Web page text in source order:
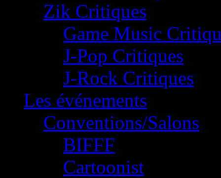
Zik Critiques
Game Music
J-Pop Critiques
J-Rock Critiques
Les événements
Conventions/Salons
BIFFF
Cartoonist